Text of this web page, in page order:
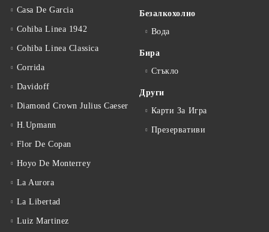
Casa De Garcia
Cohiba Linea 1942
Cohiba Linea Classica
Corrida
Davidoff
Diamond Crown Julius Caeser
H.Upmann
Flor De Copan
Hoyo De Monterrey
La Aurora
La Libertad
Luiz Martinez
Безалкохолно
Вода
Бира
Стъкло
Други
Карти За Игра
Презервативи